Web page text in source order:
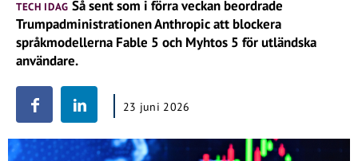
TECH IDAG Så sent som i förra veckan beordrade
Trumpadministrationen Anthropic att blockera
språkmodellerna Fable 5 och Myhtos 5 för utländska
användare.
23 juni 2026